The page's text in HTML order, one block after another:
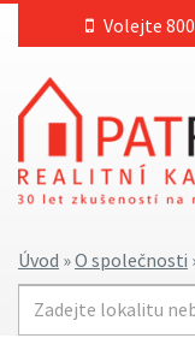
Volejte
Úvod »O společnosti